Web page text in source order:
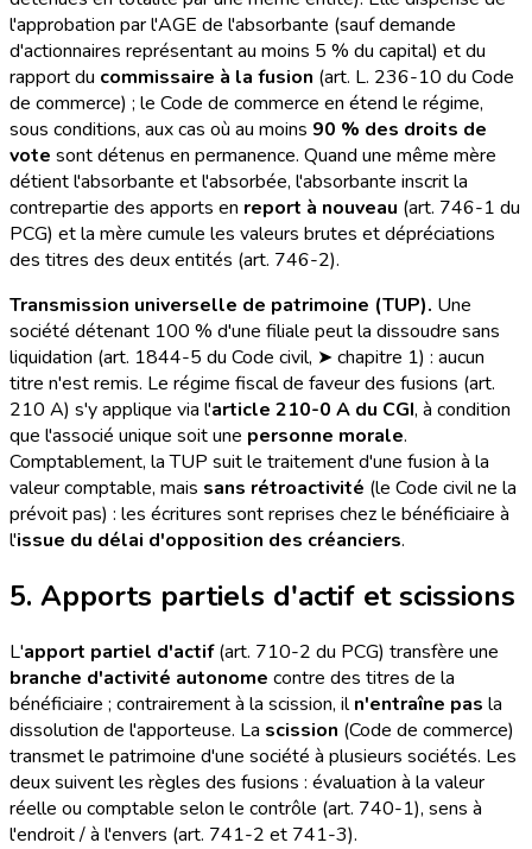
l'approbation par l'AGE de l'absorbante (sauf demande
d'actionnaires représentant au moins 5 % du capital) et du
rapport du commissaire à la fusion (art. L. 236-10 du Code
de commerce) ; le Code de commerce en étend le régime,
sous conditions, aux cas où au moins 90 % des droits de
vote sont détenus en permanence. Quand une même mère
détient l'absorbante et l'absorbée, l'absorbante inscrit la
contrepartie des apports en report à nouveau (art. 746-1 du
PCG) et la mère cumule les valeurs brutes et dépréciations
des titres des deux entités (art. 746-2).
Transmission universelle de patrimoine (TUP). Une
société détenant 100 % d'une filiale peut la dissoudre sans
liquidation (art. 1844-5 du Code civil, ➤ chapitre 1) : aucun
titre n'est remis. Le régime fiscal de faveur des fusions (art.
210 A) s'y applique via l'article 210-0 A du CGI, à condition
que l'associé unique soit une personne morale.
Comptablement, la TUP suit le traitement d'une fusion à la
valeur comptable, mais sans rétroactivité (le Code civil ne la
prévoit pas) : les écritures sont reprises chez le bénéficiaire à
l'issue du délai d'opposition des créanciers.
5. Apports partiels d'actif et scissions
L'apport partiel d'actif(art. 710-2 du PCG) transfère une
branche d'activité autonome contre des titres de la
bénéficiaire ; contrairement à la scission, iln'entraîne pas la
dissolution de l'apporteuse. La scission (Code de commerce)
transmet le patrimoine d'une société à plusieurs sociétés. Les
deux suivent les règles des fusions : évaluation à la valeur
réelle ou comptable selon le contrôle (art. 740-1), sens à
l'endroit / à l'envers (art. 741-2 et 741-3).